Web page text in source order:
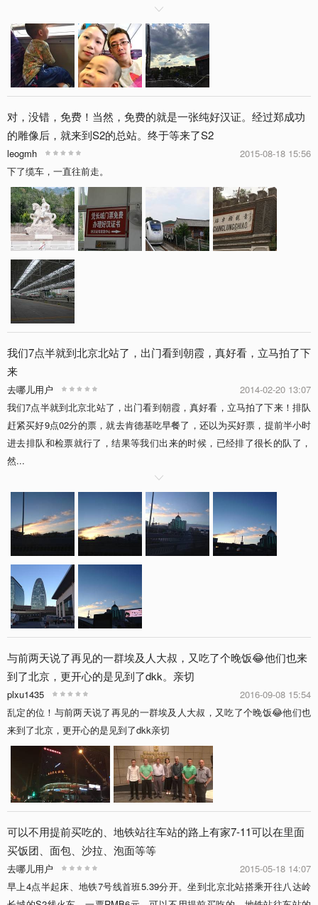

对，没错，免费！当然，免费的就是一张纯好汉证。经过郑成功
的雕像后，就来到S2的总站。终于等来了S2
2015-08-18 15:56
leogmh
下了缆车，一直往前走。
我们7点半就到北京北站了，出门看到朝霞，真好看，立马拍了下
来
2014-02-20 13:07
去哪儿用户
我们7点半就到北京北站了，出门看到朝霞，真好看，立马拍了下来！排队
赶紧买好9点02分的票，就去肯德基吃早餐了，还以为买好票，提前半小时
进去排队和检票就行了，结果等我们出来的时候，已经排了很长的队了，
然...

与前两天说了再见的一群埃及人大叔，又吃了个晚饭😂他们也来
到了北京，更开心的是见到了dkk。亲切
2016-09-08 15:54
plxu1435
乱定的位！与前两天说了再见的一群埃及人大叔，又吃了个晚饭😂他们也
来到了北京，更开心的是见到了dkk亲切
可以不用提前买吃的、地铁站往车站的路上有家7-11可以在里面
买饭团、面包、沙拉、泡面等等
2015-05-18 14:07
去哪儿用户
早上4点半起床、地铁7号线首班5.39分开。坐到北京北站搭乘开往八达岭